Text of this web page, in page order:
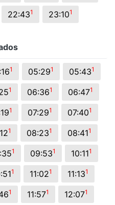
22:431 23:101
1 05:291 05:431
1 06:361 06:471
1 07:291 07:401
1 08:231 08:411
1 09:531 10:111
1 11:021 11:131
1 11:571 12:071